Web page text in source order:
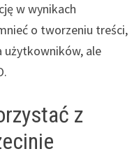
w wynikach
o tworzeniu treści,
użytkowników, ale
z